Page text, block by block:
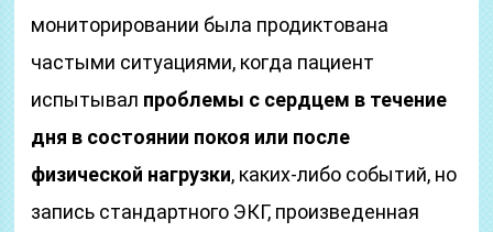
мониторировании была продиктована
частыми ситуациями, когда пациент
испытывал проблемы с сердцем в течение
дня в состоянии покоя или после
физической нагрузки, каких-либо событий, но
запись стандартного ЭКГ, произведенная